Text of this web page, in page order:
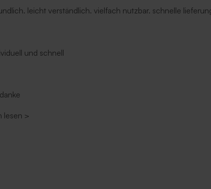
leicht verständlich. vielfach nutzbar. schnelle
und schnell
lesen >